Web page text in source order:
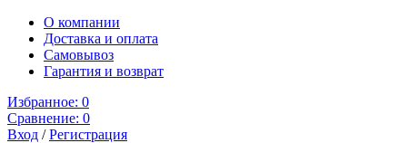
О компании
Доставка и оплата
Самовывоз
Гарантия и возврат
Избранное: 0
Сравнение: 0
Вход /Регистрация